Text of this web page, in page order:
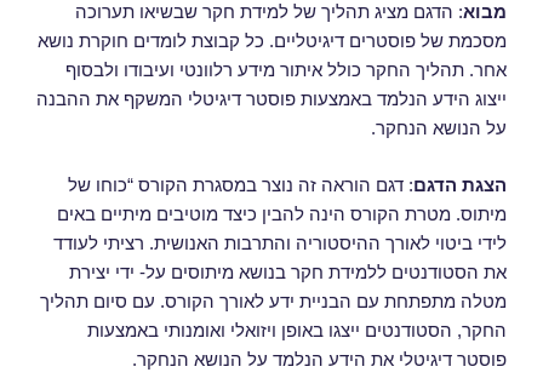
מבוא: הדגם מציג תהליך של למידת חקר שבשיאו תערוכה
מסכמת של פוסטרים דיגיטליים. כל קבוצת לומדים חוקרת נושא
אחר. תהליך החקר כולל איתור מידע רלוונטי ועיבודו ולבסוף
ייצוג הידע הנלמד באמצעות פוסטר דיגיטלי המשקף את ההבנה
על הנושא הנחקר.
הצגת הדגם: דגם הוראה זה נוצר במסגרת הקורס “כוחו של
מיתוס. מטרת הקורס הינה להבין כיצד מוטיבים מיתיים באים
לידי ביטוי לאורך ההיסטוריה והתרבות האנושית. רציתי לעודד
את הסטודנטים ללמידת חקר בנושא מיתוסים על- ידי יצירת
מטלה מתפתחת עם הבניית ידע לאורך הקורס. עם סיום תהליך
החקר, הסטודנטים ייצגו באופן ויזואלי ואומנותי באמצעות
פוסטר דיגיטלי את הידע הנלמד על הנושא הנחקר.